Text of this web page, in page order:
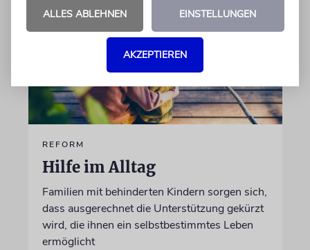
REFORM
Hilfe im Alltag
Familien mit behinderten Kindern sorgen sich,
dass ausgerechnet die Unterstützung gekürzt
wird, die ihnen ein selbstbestimmtes Leben
ermöglicht
ALLES ABLEHNEN EINSTELLUNGEN
AKZEPTIEREN